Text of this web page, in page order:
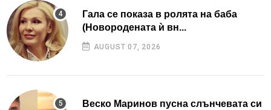
Гала се показа в ролята на баба
(Новородената ѝ вн...
AUGUST 07, 2026
Веско Маринов пусна слънчевата си